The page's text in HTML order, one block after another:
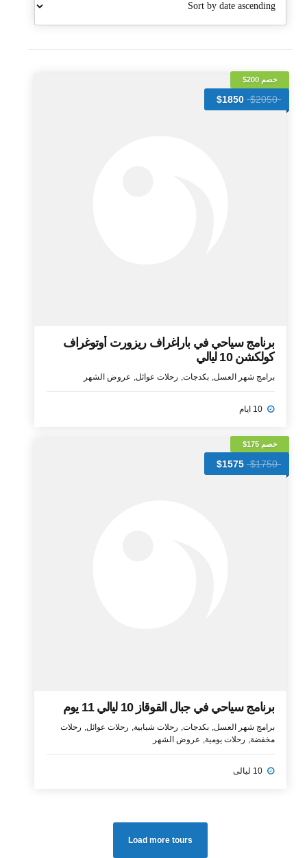
خصم 200$
$2050
$1850
برنامج سياحي في باراغراف ريزورت أوتوغراف
كولكشن 10 ليالي
برامج شهر العسل بكدجات رحلات عوائل عروض الشهر
10 ايام
خصم 175$
$1750
$1575
برنامج سياحي في جبال القوقاز 10 ليالي 11 يوم
برامج شهر العسل بكدجات رحلات شبابية رحلات عوائل رحلات
مخفضة رحلات يومية عروض الشهر
10 ليالى
Load more tours